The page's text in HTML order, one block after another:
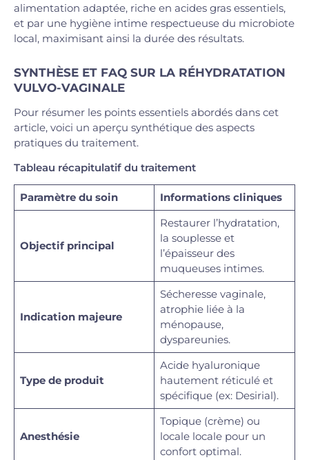
alimentation adaptée, riche en acides gras essentiels,
et par une hygiène intime respectueuse du microbiote
local, maximisant ainsi la durée des résultats.
SYNTHÈSE ET FAQ SUR LA RÉHYDRATATION
VULVO-VAGINALE
Pour résumer les points essentiels abordés dans cet
article, voici un aperçu synthétique des aspects
pratiques du traitement.
Tableau récapitulatif du traitement
Paramètre du soin Informations cliniques
Objectif principal
Restaurer l’hydratation,
la souplesse et
l’épaisseur des
muqueuses intimes.
Indication majeure
Sécheresse vaginale,
atrophie liée à la
ménopause,
dyspareunies.
Type de produit
Acide hyaluronique
hautement réticulé et
spécifique (ex: Desirial).
Anesthésie
Topique (crème) ou
locale locale pour un
confort optimal.